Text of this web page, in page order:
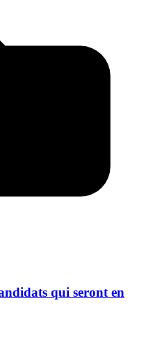
qui seront en